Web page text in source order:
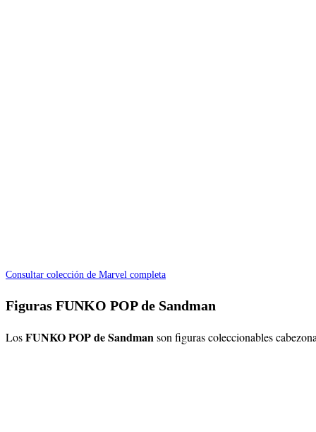
Consultar colección de Marvel completa
Figuras FUNKO POP de Sandman
LosFUNKO POP de Sandmanson figuras coleccionables